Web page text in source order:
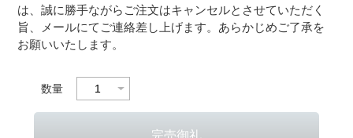
は、誠に勝手ながらご注文はキャンセルとさせていただく
旨、メールにてご連絡差し上げます。あらかじめご了承を
お願いいたします。
数量